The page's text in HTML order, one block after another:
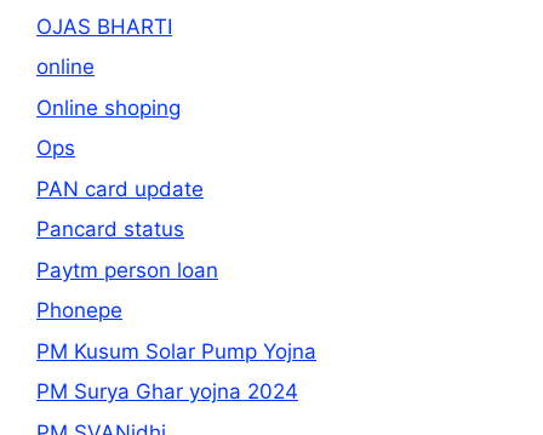
OJAS BHARTI
online
Online shoping
Ops
PAN card update
Pancard status
Paytm person loan
Phonepe
PM Kusum Solar Pump Yojna
PM Surya Ghar yojna 2024